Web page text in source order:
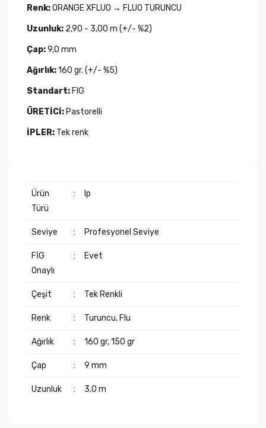
Renk:ORANGE XFLUO → FLUO TURUNCU
Uzunluk: 2,90 - 3,00 m (+/- %2)
Çap:9,0 mm
Ağırlık:160 gr. (+/- %5)
Standart: FIG
ÜRETİCİ: Pastorelli
İPLER: Tek renk
Ürün
Türü
: Ip
Seviye : Profesyonel Seviye
FİG
Onaylı
: Evet
Çeşit : Tek Renkli
Renk : Turuncu, Flu
Ağırlık : 160 gr, 150 gr
Çap : 9 mm
Uzunluk : 3,0 m